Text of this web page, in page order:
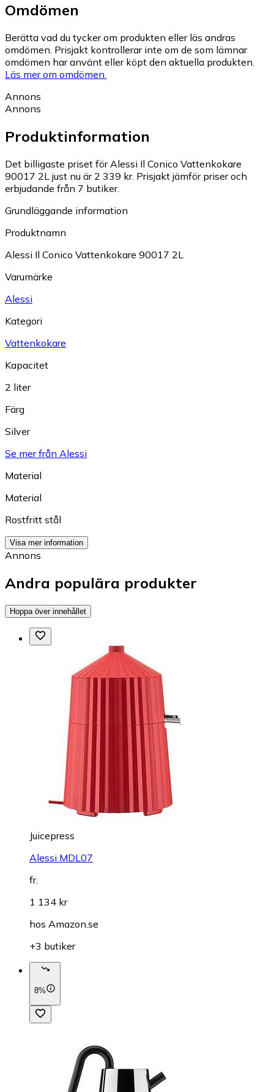
Omdömen
Berätta vad du tycker om produkten eller läs andras
omdömen. Prisjakt kontrollerar inte om de som lämnar
omdömen har använt eller köpt den aktuella produkten.
Läs mer om omdömen.
Annons
Annons
Produktinformation
Det billigaste priset för Alessi Il Conico Vattenkokare
90017 2L just nu är 2 339 kr. Prisjakt jämför priser och
erbjudande från 7 butiker.
Grundläggande information
Produktnamn
Alessi Il Conico Vattenkokare 90017 2L
Varumärke
Alessi
Kategori
Vattenkokare
Kapacitet
2 liter
Färg
Silver
Se mer från Alessi
Material
Material
Rostfritt stål
Visa mer information
Annons
Andra populära produkter
Hoppa över innehållet
Juicepress
Alessi MDL07
fr.
1 134 kr
hos Amazon.se
+3 butiker
8%